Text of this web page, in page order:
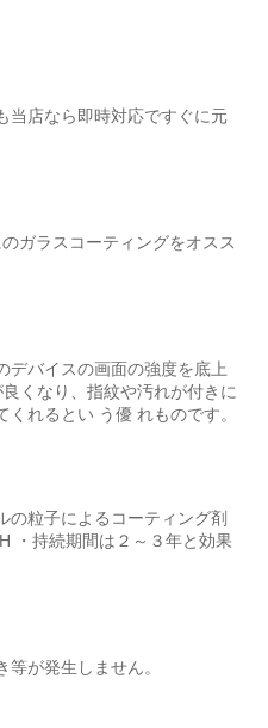
当店なら即時対応ですぐに元
ガラスコーティングをオスス
デバイスの画面の強度を底上
くなり、指紋や汚れが付きに
れるとい う優 れものです。
の粒子によるコーティング剤
・持続期間は２～３年と効果
が発生しません。